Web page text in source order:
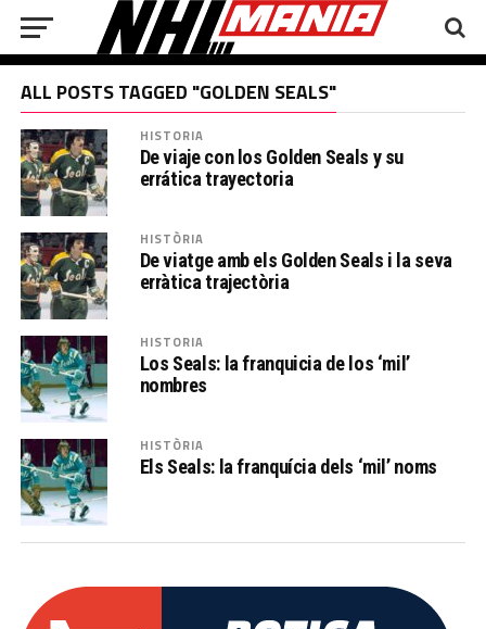
ALL POSTS TAGGED "GOLDEN SEALS"
HISTORIA
De viaje con los Golden Seals y su
errática trayectoria
HISTÒRIA
De viatge amb els Golden Seals i la seva
erràtica trajectòria
HISTORIA
Los Seals: la franquicia de los ‘mil’
nombres
HISTÒRIA
Els Seals: la franquícia dels ‘mil’ noms